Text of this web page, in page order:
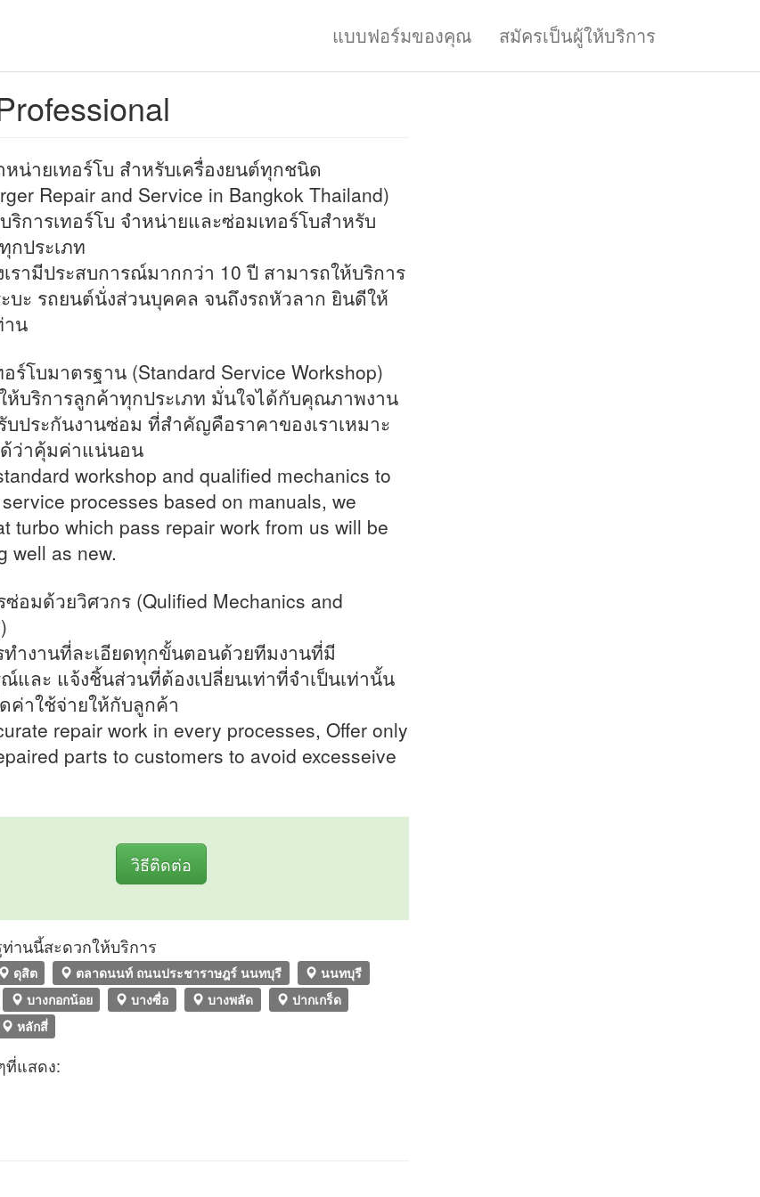
แบบฟอร์มของคุณ สมัครเป็นผู้ให้บริการ
น่ายเทอร์โบ สำหรับเครื่องยนต์ทุกชนิด
Repair and Service in Bangkok Thailand)
ริการเทอร์โบ จำหน่ายและซ่อมเทอร์โบสำหรับ
กประเภท
รามีประสบการณ์มากกว่า 10 ปี สามารถให้บริการ
บะ รถยนต์นั่งส่วนบุคคล จนถึงรถหัวลาก ยินดีให้
น
ร์โบมาตรฐาน (Standard Service Workshop)
ห้บริการลูกค้าทุกประเภท มั่นใจได้กับคุณภาพงาน
ประกันงานซ่อม ที่สำคัญคือราคาของเราเหมาะ
ว่าคุ้มค่าแน่นอน
workshop and qualified mechanics to
processes based on manuals, we
turbo which pass repair work from us will be
well as new.
อมด้วยวิศวกร (Qulified Mechanics and
ทำงานที่ละเอียดทุกขั้นตอนด้วยทีมงานที่มี
และ แจ้งชิ้นส่วนที่ต้องเปลี่ยนเท่าที่จำเป็นเท่านั้น
ค่าใช้จ่ายให้กับลูกค้า
repair work in every processes, Offer only
parts to customers to avoid excesseive
วิธีติดต่อ
นนี้สะดวกให้บริการ
ดุสิต ตลาดนนท์ ถนนประชาราษฎร์ นนทบุรี
นนทบุรี
บางกอกน้อย บางซื่อ บางพลัด
ปากเกร็ด
หลักสี่
แสดง: